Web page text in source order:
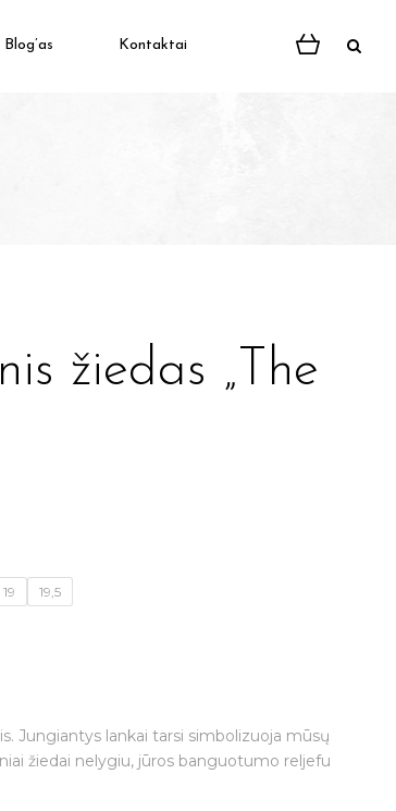
Blog’as Kontaktai
žiedas „The
19 19,5
Jungiantys lankai tarsi simbolizuoja mūsų
žiedai nelygiu, jūros banguotumo reljefu